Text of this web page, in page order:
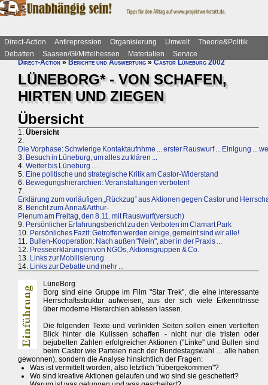
Direct-Action Antirepression Organisierung Umwelt
Theorie&Politik
Debatten
Saasen/GI/Mittelhessen Materialien
Service
Direct-Action»Berichte und Auswertung»Castor Lüneburg 2002
LÜNEBORG* - VON SCHAFEN,
HIRTEN UND ZIEGEN
Übersicht
1. Übersicht
2.
Die Vorphase: Schwierige Kontaktaufnhme ... erster Rauswurf ... Einigung ...
3. Besuch in Lüneburg, um alles zu klären ...
4. Weiter bis Lüneburg ...
5. Eine politische und strategische Kritik am Castor-Widerstand
6. Bewegungshierarchien: Veranstaltungen verboten!
7.
Erklärung zum vorläufigen „Rückzug“ aus Aktionen gegen Castor und
8. Bericht zum Anna&Arthur-
Plenum am Freitag, den 8.11. mit Rauswurf(versuch)
9. Persönlicher Erfahrungsbericht zu den Verboten im Clamart Park
10. Persönliches Fazit: Getroffen werden einige, gemeint sind wir alle!
11. Bullen-Kooperation: Nach außen "Nein", aber in der Praxis ...
12. Presseerklärungen von NGOs, Aktionsgruppen & Co.
13. Links zur Mobilisierung
14. Links zur Debatte und mehr ...
LüneBorg
Borg sind eine Gruppe im Film "Star Trek", die eine interessante
Herrschaftsstruktur aufweisen, aus der sich viele Erkenntnisse
über moderne Hierarchien ablesen lassen.
Die folgenden Texte und verlinkten Seiten sollen einen vertieften
Blick hinter die Kulissen schaffen - nicht nur die tristen oder
bejubelten Zahlen erfolgreicher Aktionen ("Linke" und Bullen sind
beim Castor wie Parteien nach der Bundestagswahl ... alle haben
gewonnen), sondern die Analyse hinsichtlich der Fragen:
Was ist vermittelt worden, also letztlich "rübergekommen"?
Wo sind kreative Aktionen gelaufen und wo sind sie gescheitert?